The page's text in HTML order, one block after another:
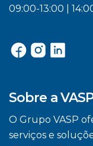
09:00-13:00 |
Sobre a
O Grupo VASP
serviços e